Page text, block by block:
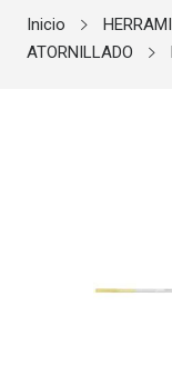
Inicio
ATORNILLADO